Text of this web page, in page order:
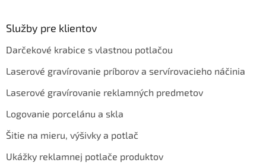
Služby pre klientov
Darčekové krabice s vlastnou potlačou
Laserové gravírovanie príborov a servírovacieho náčinia
Laserové gravírovanie reklamných predmetov
Logovanie porcelánu a skla
Šitie na mieru, výšivky a potlač
Ukážky reklamnej potlače produktov